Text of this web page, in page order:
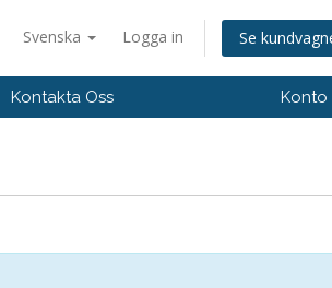
Svenska Logga in Se
Kontakta Oss Konto